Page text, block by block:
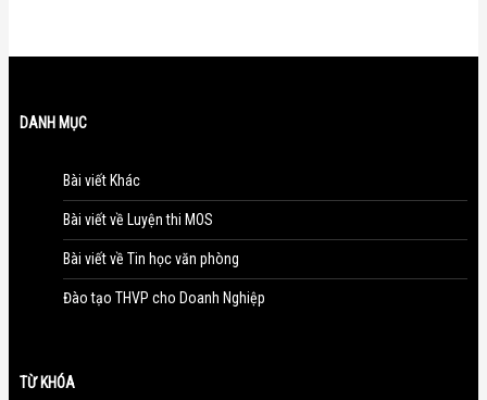
DANH MỤC
Bài viết Khác
Bài viết về Luyện thi MOS
Bài viết về Tin học văn phòng
Đào tạo THVP cho Doanh Nghiệp
TỪ KHÓA